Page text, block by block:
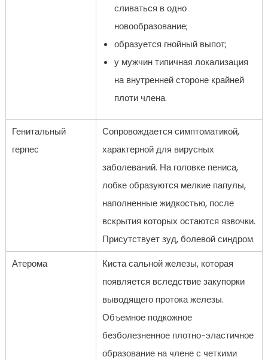
сливаться в одно
новообразование;
образуется гнойный выпот;
у мужчин типичная локализация
на внутренней стороне крайней
плоти члена.
Генитальный
герпес
Сопровождается симптоматикой,
характерной для вирусных
заболеваний. На головке пениса,
лобке образуются мелкие папулы,
наполненные жидкостью, после
вскрытия которых остаются язвочки.
Присутствует зуд, болевой синдром.
Атерома
Киста сальной железы, которая
появляется вследствие закупорки
выводящего протока железы.
Объемное подкожное
безболезненное плотно-эластичное
образование на члене с четкими